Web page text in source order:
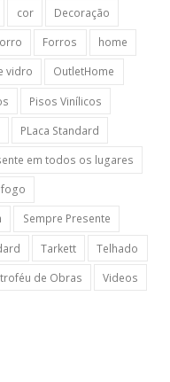
cor
Decoração
Forros
home
vidro
OutletHome
Pisos Vinílicos
PLaca Standard
em todos os lugares
fogo
Sempre Presente
Tarkett
Telhado
troféu de Obras Videos